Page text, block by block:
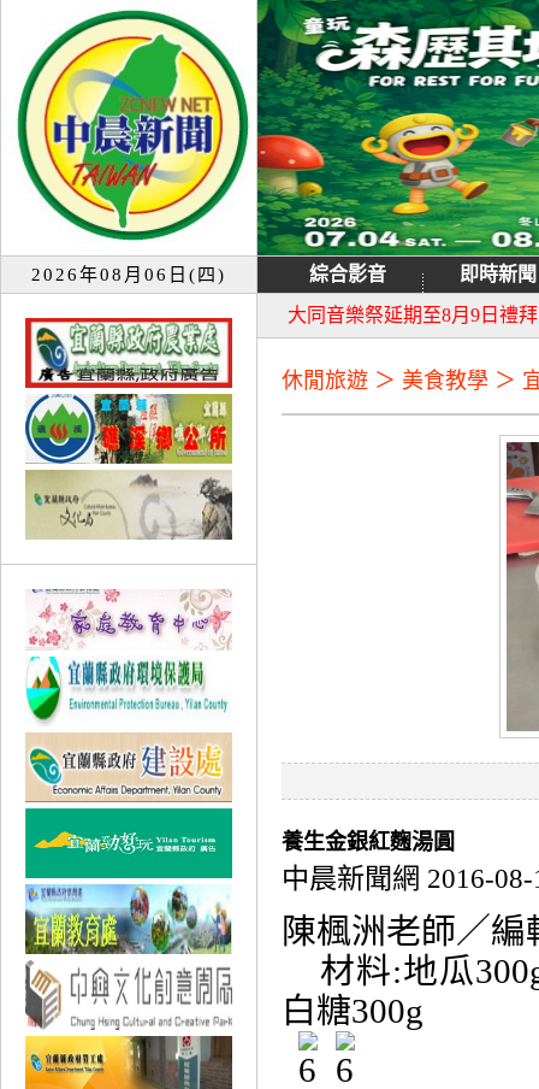
2026年08月06日(四) 綜合影音 即時新聞
宜蘭童玩節7月13日重新開園
大同音樂祭延期至8月9日禮
休閒旅遊 ＞ 美食教學 ＞
養生金銀紅麴湯圓
中晨新聞網 2016-08-
陳楓洲老師／編
材料:地瓜
白糖300g